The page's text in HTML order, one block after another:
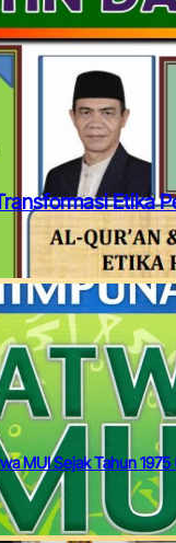
Etika
MUI Sejak Tahun 1975